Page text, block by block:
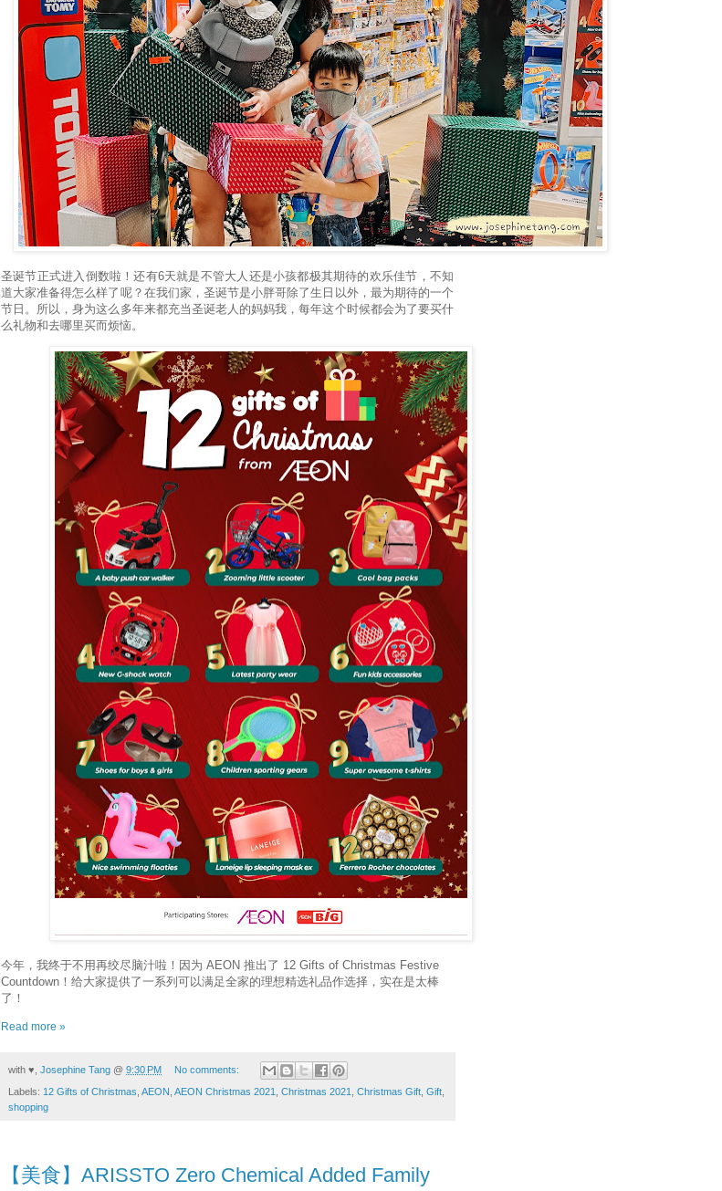
圣诞节正式进入倒数啦！还有6天就是不管大人还是小孩都极其期待的欢乐佳节，不知
道大家准备得怎么样了呢？在我们家，圣诞节是小胖哥除了生日以外，最为期待的一个
节日。所以，身为这么多年来都充当圣诞老人的妈妈我，每年这个时候都会为了要买什
么礼物和去哪里买而烦恼。
今年，我终于不用再绞尽脑汁啦！因为 AEON 推出了 12 Gifts of Christmas Festive
Countdown！给大家提供了一系列可以满足全家的理想精选礼品作选择，实在是太棒
了！
Read more »
with ♥, Josephine Tang @ 9:30 PM No comments:
Labels: 12 Gifts of Christmas AEON AEON Christmas 2021 Christmas 2021 Christmas Gift Gift
shopping
【美食】ARISSTO Zero Chemical Added Family